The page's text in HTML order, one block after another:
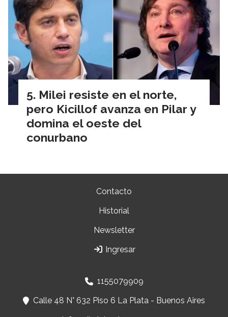
Milei resiste en el norte,
pero Kicillof avanza en Pilar y
domina el oeste del
conurbano
Contacto
Historial
Newsletter
Ingresar
1155079909
Calle 48 N° 632 Piso 6 La Plata - Buenos Aires